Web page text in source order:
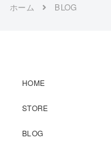
ホーム BLOG
HOME
STORE
BLOG